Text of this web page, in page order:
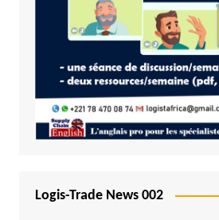
Logis-Trade News 002